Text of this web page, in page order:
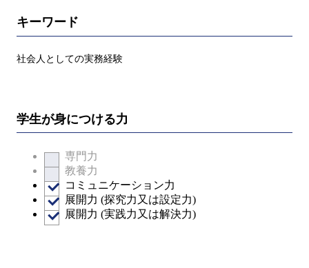
キーワード
社会人としての実務経験
学生が身につける力
専門力
教養力
コミュニケーション力
展開力 (探究力又は設定力)
展開力 (実践力又は解決力)